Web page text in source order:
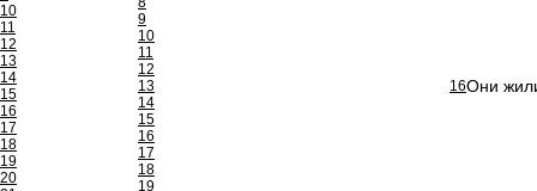
10
11
12
13
14
15
16
17
18
19
20
9
10
11
12
13
14
15
16
17
18
19
16Они